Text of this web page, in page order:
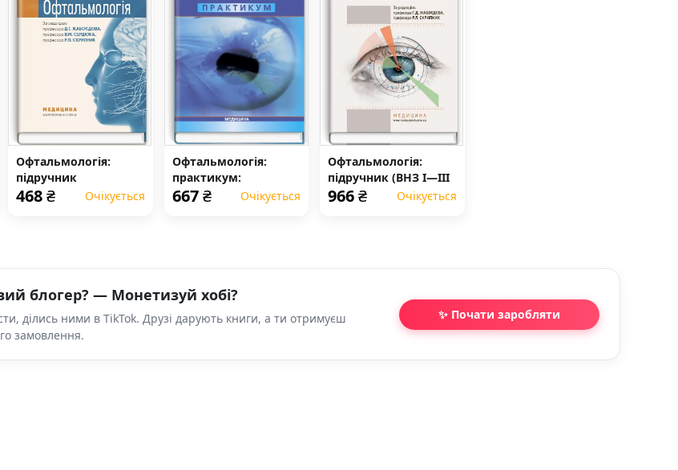
Офтальмологія:
підручник
468₴ Очікується
Офтальмологія:
практикум:
навчальний посібник
667₴ Очікується
Офтальмологія:
підручник (ВНЗ І—ІІІ
р.а.)
966₴ Очікується
блогер? — Монетизуй хобі?
ділись ними в TikTok. Друзі дарують книги, а ти отримуєш
замовлення.
✨ Почати заробляти